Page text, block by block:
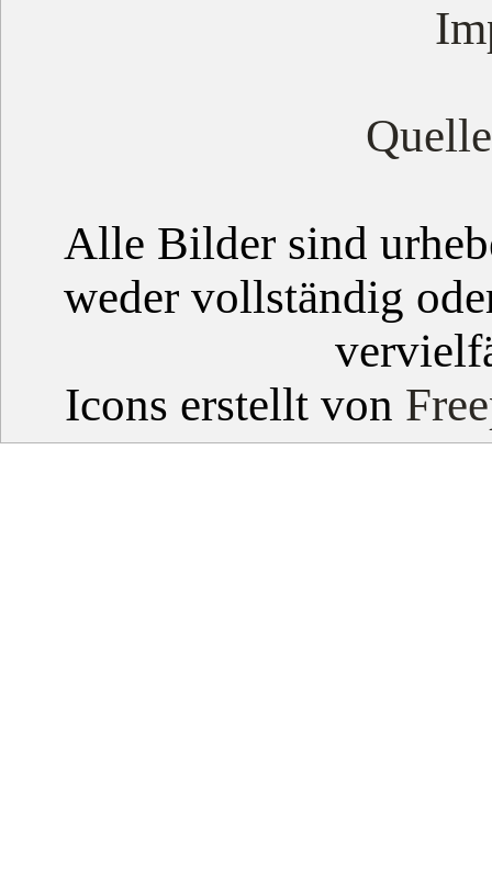
Alle Bilder sind
weder vollständig
Icons erstellt von